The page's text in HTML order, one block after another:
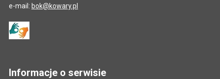
e-mail: bok@kowary.pl
Informacje o serwisie